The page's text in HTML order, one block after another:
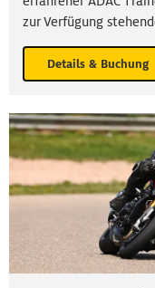
zur Verfügung
Details & Buchung